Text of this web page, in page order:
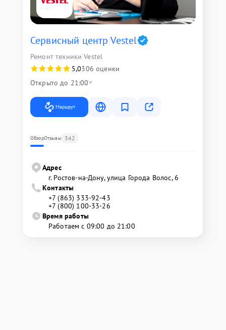
Сервисный центр Vestel
Ремонт техники Vestel
5,0306 оценки
Открыто до 21:00
Маршрут
ОбзорОтзывы 342
Адрес
г. Ростов-на-Дону, улица Города Волос, 6
Контакты
+7 (863) 333-92-43
+7 (800) 100-33-26
Время работы
Работаем с 09:00 до 21:00